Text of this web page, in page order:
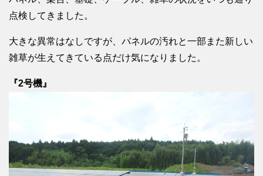
点検してきました。
大きな異常はなしですが、パネルの汚れと一部また新しい
雑草が生えてきている点だけ気になりました。
『2号機』